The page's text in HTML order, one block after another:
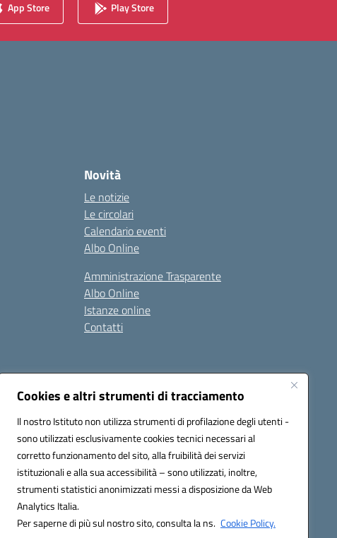
Cookies e altri strumenti di tracciamento
Il nostro Istituto non utilizza strumenti di profilazione degli utenti -
sono utilizzati esclusivamente cookies tecnici necessari al
corretto funzionamento del sito, alla fruibilità dei servizi
istituzionali e alla sua accessibilità – sono utilizzati, inoltre,
strumenti statistici anonimizzati messi a disposizione da Web
Analytics Italia.
Per saperne di più sul nostro sito, consulta la ns. Cookie Policy.
App Store Play Store
Novità
Le notizie
Le circolari
Calendario eventi
Albo Online
Amministrazione Trasparente
Albo Online
Istanze online
Contatti
FGIC84600D@pec.istruzione.it